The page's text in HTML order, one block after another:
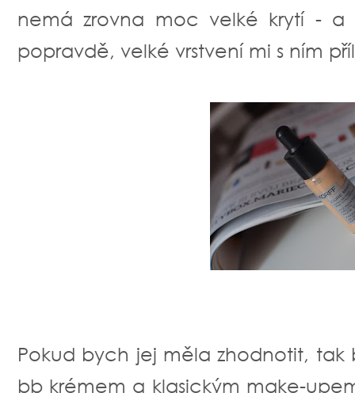
nemá zrovna moc velké krytí -
popravdě, velké vrstvení mi s ním
Pokud bych jej měla zhodnotit,
bb krémem a klasickým make-